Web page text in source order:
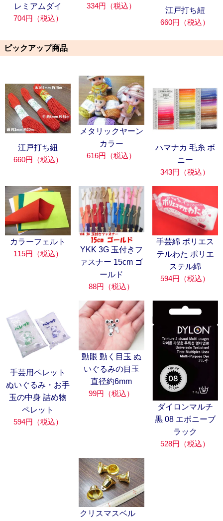
レミアムダイ
704円（税込）
334円（税込）
江戸打ち紐
660円（税込）
ピックアップ商品
江戸打ち紐
660円（税込）
メタリックヤーン
カラー
616円（税込）
ハマナカ 毛糸 ボ
ニー
343円（税込）
カラーフェルト
115円（税込）
YKK 3G 玉付きフ
ァスナー 15cm ゴ
ールド
88円（税込）
手芸綿 ポリエス
テルわた ポリエ
ステル綿
594円（税込）
手芸用ペレット
ぬいぐるみ・お手
玉の中身 詰め物
ペレット
594円（税込）
動眼 動く目玉 ぬ
いぐるみの目玉
直径約6mm
99円（税込）
ダイロンマルチ
黒 08 エボニーブ
ラック
528円（税込）
クリスマスベル